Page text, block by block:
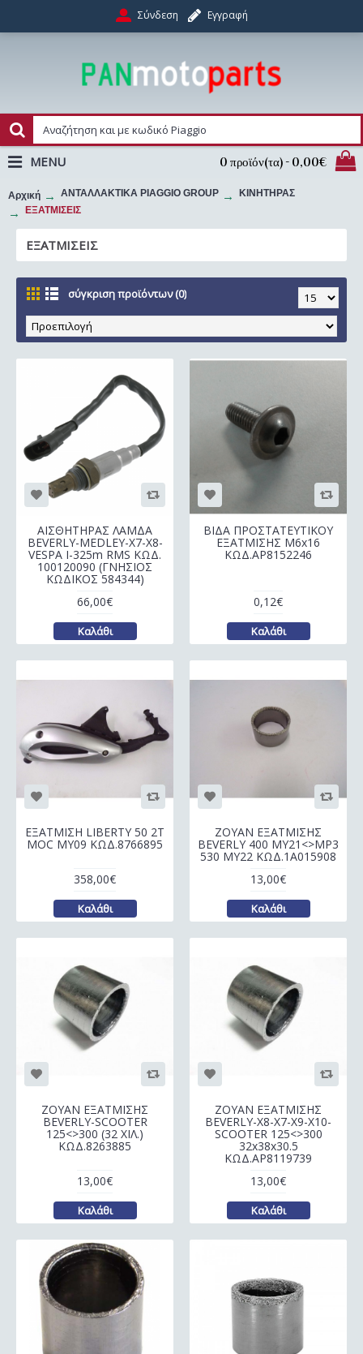
Σύνδεση Εγγραφή
0 προϊόν(τα) - 0,00€
MENU
Αρχική ΑΝΤΑΛΛΑΚΤΙΚΑ PIAGGIO GROUP
ΚΙΝΗΤΗΡΑΣ
ΕΞΑΤΜΙΣΕΙΣ
ΕΞΑΤΜΙΣΕΙΣ
σύγκριση προϊόντων (0)
ΑΙΣΘΗΤΗΡΑΣ ΛΑΜΔΑ
BEVERLY-MEDLEY-X7-X8-
VESPA I-325m RMS ΚΩΔ.
100120090 (ΓΝΗΣΙΟΣ
ΚΩΔΙΚΟΣ 584344)
66,00€
Καλάθι
ΒΙΔΑ ΠΡΟΣΤΑΤΕΥΤΙΚΟΥ
ΕΞΑΤΜΙΣΗΣ Μ6x16
ΚΩΔ.AP8152246
0,12€
Καλάθι
ΕΞΑΤΜΙΣΗ LIBERTY 50 2T
MOC MY09 ΚΩΔ.8766895
358,00€
Καλάθι
ΖΟΥΑΝ ΕΞΑΤΜΙΣΗΣ
BEVERLY 400 MY21<>MP3
530 MY22 ΚΩΔ.1A015908
13,00€
Καλάθι
ΖΟΥΑΝ ΕΞΑΤΜΙΣΗΣ
BEVERLY-SCOOTER
125<>300 (32 ΧΙΛ.)
ΚΩΔ.8263885
13,00€
Καλάθι
ΖΟΥΑΝ ΕΞΑΤΜΙΣΗΣ
BEVERLY-X8-X7-X9-X10-
SCOOTER 125<>300
32x38x30.5
ΚΩΔ.AP8119739
13,00€
Καλάθι